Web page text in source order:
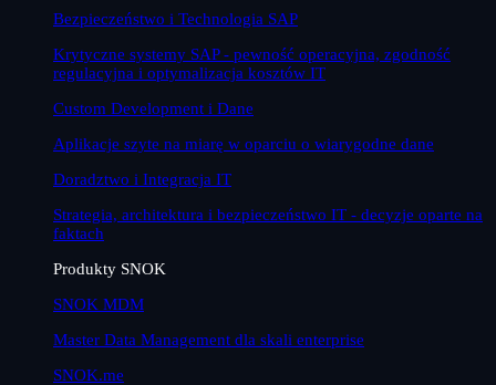
Bezpieczeństwo i Technologia SAP
Krytyczne systemy SAP - pewność operacyjna, zgodność
regulacyjna i optymalizacja kosztów IT
Custom Development i Dane
Aplikacje szyte na miarę w oparciu o wiarygodne dane
Doradztwo i Integracja IT
Strategia, architektura i bezpieczeństwo IT - decyzje oparte na
faktach
Produkty SNOK
SNOK MDM
Master Data Management dla skali enterprise
SNOK.me